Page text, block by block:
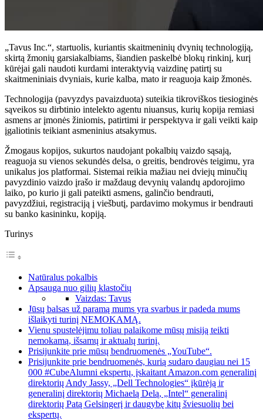
„Tavus Inc.“, startuolis, kuriantis skaitmeninių dvynių technologiją,
skirtą žmonių garsiakalbiams, šiandien paskelbė blokų rinkinį, kurį
kūrėjai gali naudoti kurdami interaktyvią vaizdinę patirtį su
skaitmeniniais dvyniais, kurie kalba, mato ir reaguoja kaip žmonės.
Technologija (pavyzdys pavaizduota) suteikia tikroviškos tiesioginės
sąveikos su dirbtinio intelekto agentu niuansus, kurių kopija remiasi
asmens ar įmonės žiniomis, patirtimi ir perspektyva ir gali veikti kaip
įgaliotinis teikiant asmeninius atsakymus.
Žmogaus kopijos, sukurtos naudojant pokalbių vaizdo sąsają,
reaguoja su vienos sekundės delsa, o greitis, bendrovės teigimu, yra
unikalus jos platformai. Sistemai reikia mažiau nei dviejų minučių
pavyzdinio vaizdo įrašo ir maždaug devynių valandų apdorojimo
laiko, po kurio ji gali pateikti asmens, galinčio bendrauti,
pavyzdžiui, registraciją į viešbutį, pardavimo mokymus ir bendrauti
su banko kasininku, kopiją.
Turinys
Natūralus pokalbis
Apsauga nuo gilių klastočių
Vaizdas: Tavus
Jūsų balsas už paramą mums yra svarbus ir padeda mums
išlaikyti turinį NEMOKAMĄ.
Vienu spustelėjimu toliau palaikome mūsų misiją teikti
nemokamą, išsamų ir aktualų turinį.
Prisijunkite prie mūsų bendruomenės „YouTube“.
Prisijunkite prie bendruomenės, kurią sudaro daugiau nei 15
000 #CubeAlumni ekspertų, įskaitant Amazon.com generalinį
direktorių Andy Jassy, ​​„Dell Technologies“ įkūrėją ir
generalinį direktorių Michaelą Delą, „Intel“ generalinį
direktorių Patą Gelsingerį ir daugybę kitų šviesuolių bei
ekspertų.